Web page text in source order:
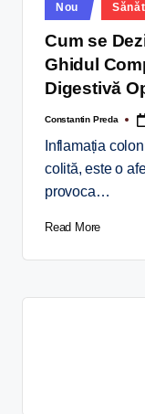
Nou
Cum se
Ghidul
Digestivă
Constantin Preda
Inflamația
colită, este o
provoca…
Read More